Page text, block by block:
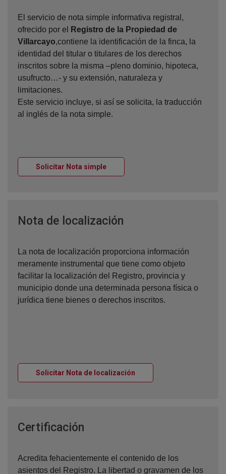
El servicio de nota simple informativa registral,
ofrecido por el
Registro de la Propiedad de
Villarcayo,contiene la identificación de la finca, la
identidad del titular o titulares de los derechos
inscritos sobre la misma –pleno dominio, hipoteca,
usufructo…- y su extensión, naturaleza y
limitaciones.
Este servicio incluye, si así se solicita, la traducción
al inglés de la nota simple.
Solicitar Nota simpleVentana nueva
Nota de localización
La nota de localización proporciona información
meramente instrumental que tiene como objeto
facilitar la localización del Registro, provincia y
municipio donde una determinada persona física o
jurídica tiene bienes o derechos inscritos.
Solicitar Nota de localización
Certificación
Acredita fehacientemente el contenido de los
asientos del Registro. La libertad o gravamen de los